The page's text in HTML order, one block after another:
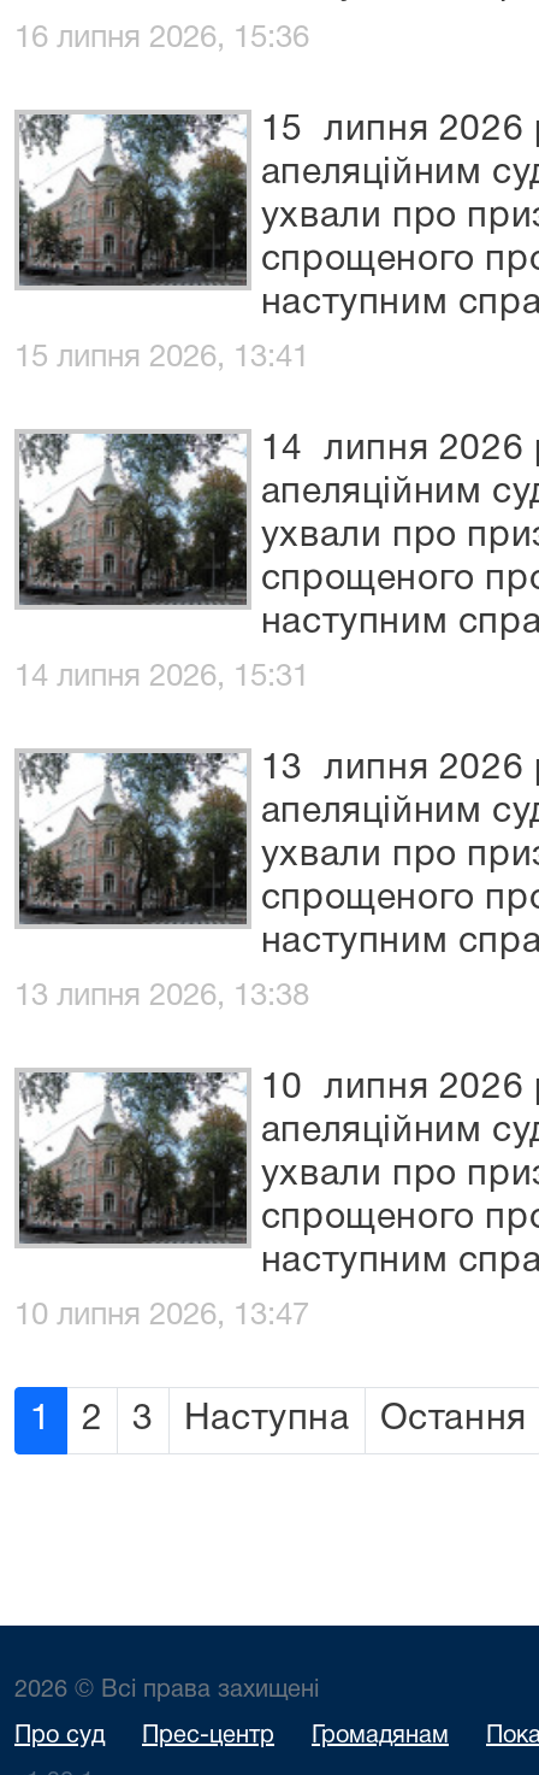
16 липня 2026, 15:36
15 липня 2026
апеляційним
ухвали про
спрощеного
наступним
15 липня 2026, 13:41
14 липня 2026
апеляційним
ухвали про
спрощеного
наступним
14 липня 2026, 15:31
13 липня 2026
апеляційним
ухвали про
спрощеного
наступним
13 липня 2026, 13:38
10 липня 2026
апеляційним
ухвали про
спрощеного
наступним
10 липня 2026, 13:47
1 2 3 Наступна Остання
2026 © Всі права захищені
Про суд Прес-центр Громадянам